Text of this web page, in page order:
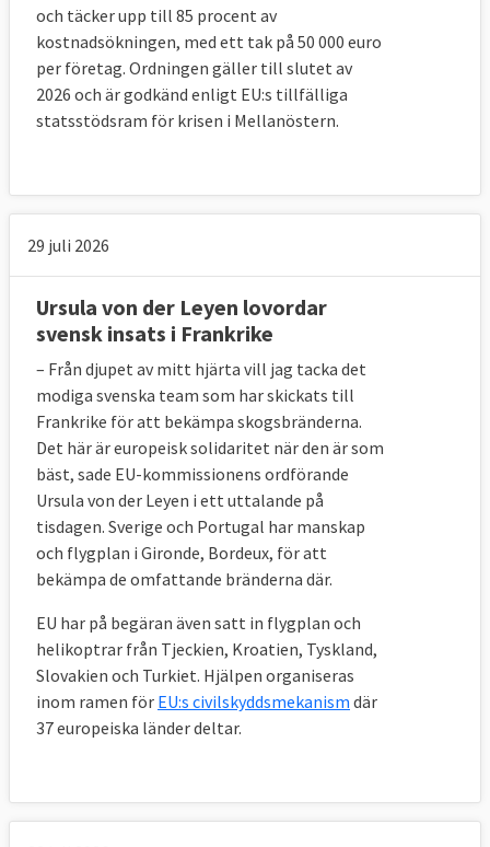
och täcker upp till 85 procent av
kostnadsökningen, med ett tak på 50 000 euro
per företag. Ordningen gäller till slutet av
2026 och är godkänd enligt EU:s tillfälliga
statsstödsram för krisen i Mellanöstern.
29 juli 2026
Ursula von der Leyen lovordar
svensk insats i Frankrike
– Från djupet av mitt hjärta vill jag tacka det
modiga svenska team som har skickats till
Frankrike för att bekämpa skogsbränderna.
Det här är europeisk solidaritet när den är som
bäst, sade EU-kommissionens ordförande
Ursula von der Leyen i ett uttalande på
tisdagen. Sverige och Portugal har manskap
och flygplan i Gironde, Bordeux, för att
bekämpa de omfattande bränderna där.
EU har på begäran även satt in flygplan och
helikoptrar från Tjeckien, Kroatien, Tyskland,
Slovakien och Turkiet. Hjälpen organiseras
inom ramen för EU:s civilskyddsmekanism där
37 europeiska länder deltar.